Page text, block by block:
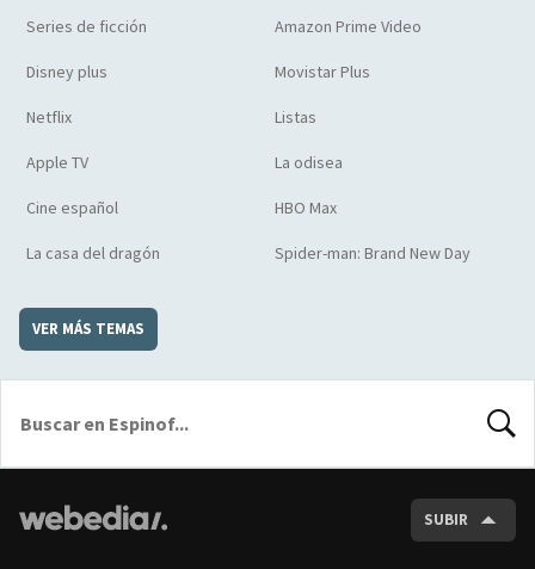
Series de ficción Amazon Prime Video
Disney plus Movistar Plus
Netflix Listas
Apple TV La odisea
Cine español HBO Max
La casa del dragón Spider-man: Brand New Day
VER MÁS TEMAS
SUBIR